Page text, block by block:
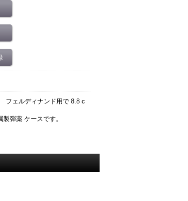
フェルディナンド用で 8.8 c
弾薬 ケースです。